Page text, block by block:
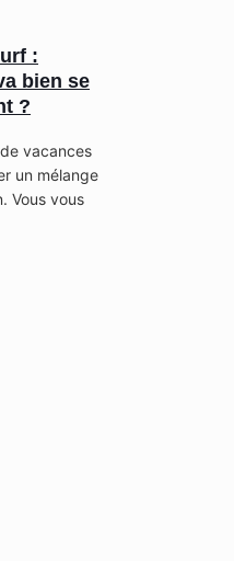
:
bien se
?
de vacances
un mélange
Vous vous